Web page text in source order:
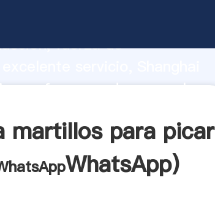
fuerza de
prfv proveedor crea el
martillos para picar
WhatsApp)